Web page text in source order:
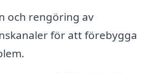
och rengöring av
för att förebygga